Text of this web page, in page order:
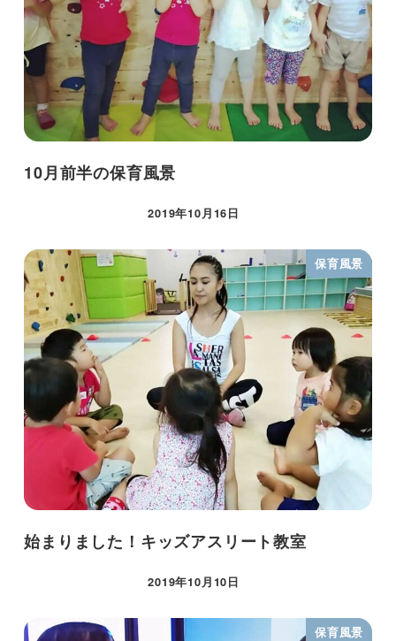
10月前半の保育風景
2019年10月16日
保育風景
始まりました！キッズアスリート教室
2019年10月10日
保育風景